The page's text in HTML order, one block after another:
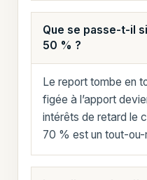
Que se passe-t-il
50 % ?
Le report tombe en
figée à l’apport
intérêts de retard le
70 % est un tout-